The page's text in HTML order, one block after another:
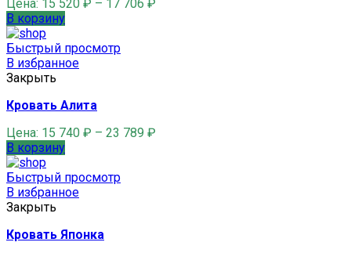
Цена: 15 520 ₽ – 17 706 ₽
В корзину
Быстрый просмотр
В избранное
Закрыть
Кровать Алита
Цена: 15 740 ₽ – 23 789 ₽
В корзину
Быстрый просмотр
В избранное
Закрыть
Кровать Японка